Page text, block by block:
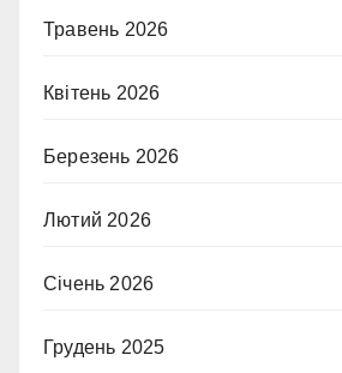
Травень 2026
Квітень 2026
Березень 2026
Лютий 2026
Січень 2026
Грудень 2025